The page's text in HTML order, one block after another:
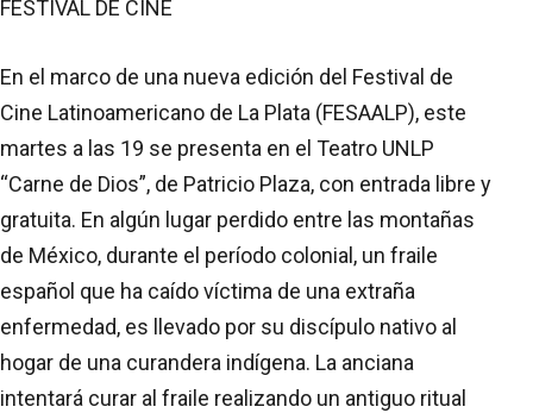
FESTIVAL DE CINE
En el marco de una nueva edición del Festival de
Cine Latinoamericano de La Plata (FESAALP), este
martes a las 19 se presenta en el Teatro UNLP
“Carne de Dios”, de Patricio Plaza, con entrada libre y
gratuita. En algún lugar perdido entre las montañas
de México, durante el período colonial, un fraile
español que ha caído víctima de una extraña
enfermedad, es llevado por su discípulo nativo al
hogar de una curandera indígena. La anciana
intentará curar al fraile realizando un antiguo ritual